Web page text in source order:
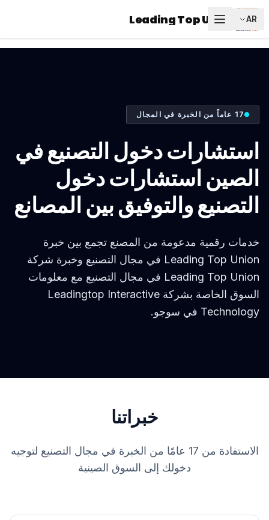
Leading Top Union AR
17 عاماً من الخبرة في المجال
استشارات دخول التصنيع في
الصين استشارات دخول
التصنيع والتوفيق بين المصانع
خدمات رقمية مدعومة من المصنع تجمع بين خبرة
Leading Top Union في مجال التصنيع وخبرة شركة
Leading Top Union في مجال التصنيع مع معلومات
السوق الخاصة بشركة Leadingtop Interactive
Technology في سوجو.
خبراتنا
الاستفادة من 17 عامًا من الخبرة في مجال التصنيع لتوجيه
دخولك إلى السوق الصينية